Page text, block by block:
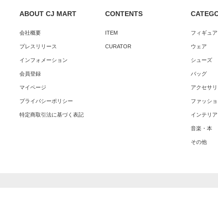
ABOUT CJ MART
会社概要
プレスリリース
インフォメーション
会員登録
マイページ
プライバシーポリシー
特定商取引法に基づく表記
CONTENTS
ITEM
CURATOR
フィギュ
ウェア
シューズ
バッグ
アクセサ
ファッシ
インテリア
音楽・本
その他